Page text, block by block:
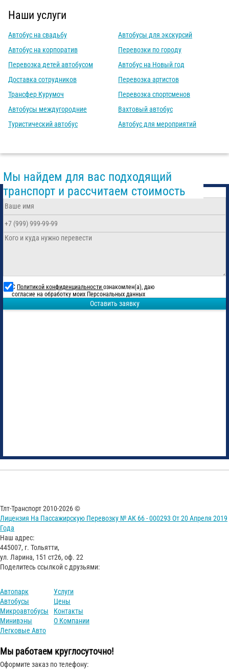
Наши услуги
Автобус на свадьбу
Автобус на корпоратив
Перевозка детей автобусом
Доставка сотрудников
Трансфер Курумоч
Автобусы междугородние
Туристический автобус
Автобусы для экскурсий
Перевозки по городу
Автобус на Новый год
Перевозка артистов
Перевозка спортсменов
Вахтовый автобус
Автобус для мероприятий
Мы найдем для вас подходящий
транспорт и рассчитаем стоимость
С Политикой конфиденциальности ознакомлен(а), даю
согласие на обработку моих Персональных данных
Оставить заявку
Тлт-Транспорт 2010-2026 ©
Лицензия На Пассажирскую Перевозку № АК 66 - 000293 От 20 Апреля 2019
Года
Наш адрес:
445007, г. Тольятти,
ул. Ларина, 151 ст26, оф. 22
Поделитесь ссылкой с друзьями:
Автопарк
Автобусы
Микроавтобусы
Минивэны
Легковые Авто
Услуги
Цены
Контакты
О Компании
Мы работаем круглосуточно!
Оформите заказ по телефону: